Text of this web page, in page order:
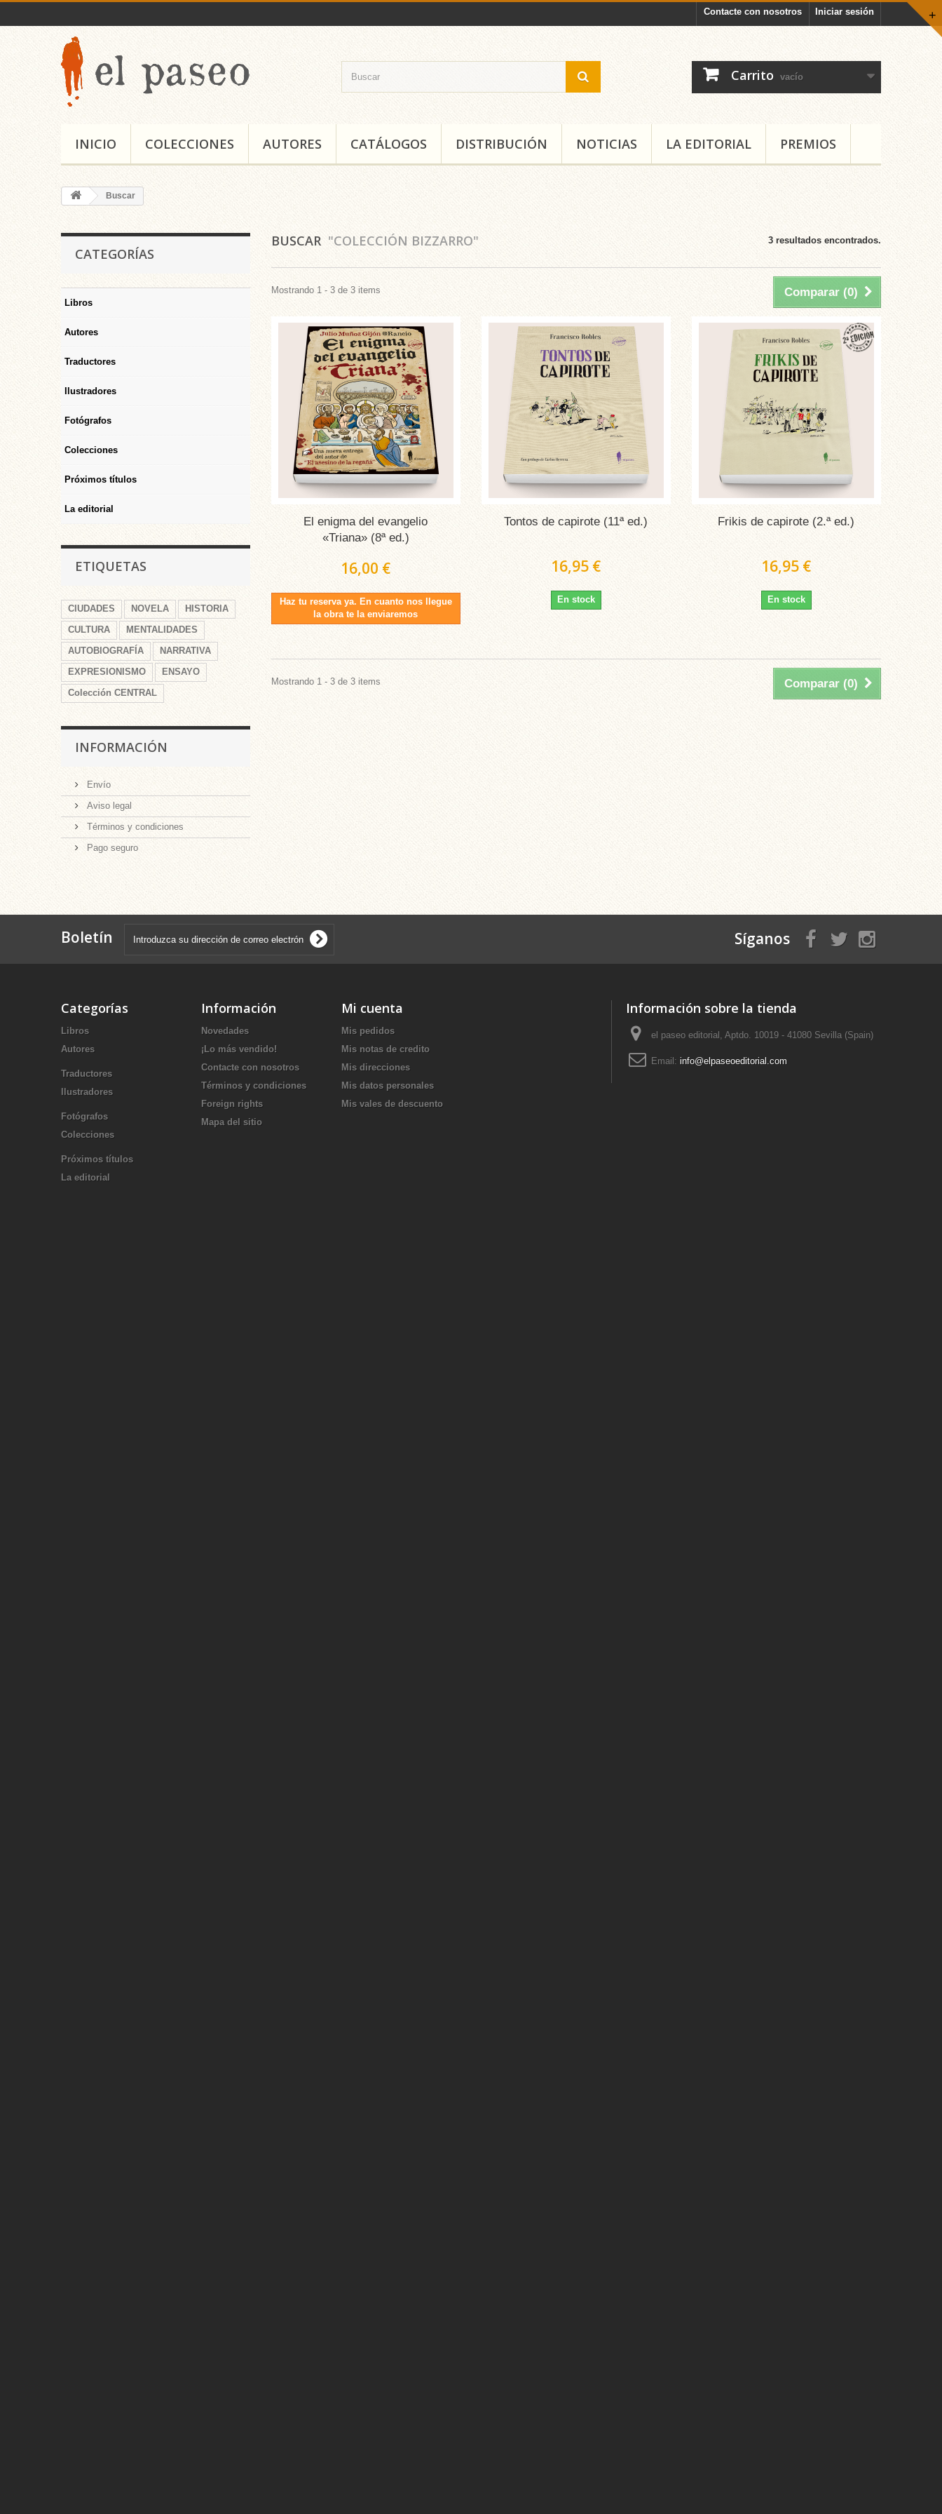
+
Iniciar sesión
Contacte con nosotros
Carrito vacío
INICIO COLECCIONES AUTORES CATÁLOGOS DISTRIBUCIÓN NOTICIAS LA EDITORIAL PREMIOS
Buscar
CATEGORÍAS
Libros
Autores
Traductores
Ilustradores
Fotógrafos
Colecciones
Próximos títulos
La editorial
ETIQUETAS
CIUDADES NOVELA
HISTORIA
CULTURA
MENTALIDADES
AUTOBIOGRAFÍA
NARRATIVA
EXPRESIONISMO
ENSAYO
Colección CENTRAL
INFORMACIÓN
Envío
Aviso legal
Términos y condiciones
Pago seguro
BUSCAR "COLECCIÓN BIZZARRO" 3 resultados encontrados.
Comparar (0)
Mostrando 1 - 3 de 3 items
El enigma del evangelio
«Triana» (8ª ed.)
16,00 €
Haz tu reserva ya. En cuanto nos llegue
la obra te la enviaremos
Tontos de capirote (11ª ed.)
16,95 €
En stock
Frikis de capirote (2.ª ed.)
16,95 €
En stock
Comparar (0)
Mostrando 1 - 3 de 3 items
Boletín Síganos
Categorías
Libros
Autores
Traductores
Ilustradores
Fotógrafos
Colecciones
Próximos títulos
La editorial
Información
Novedades
¡Lo más vendido!
Contacte con nosotros
Términos y condiciones
Foreign rights
Mapa del sitio
Mi cuenta
Mis pedidos
Mis notas de credito
Mis direcciones
Mis datos personales
Mis vales de descuento
Información sobre la tienda
el paseo editorial, Aptdo. 10019 - 41080 Sevilla (Spain)
Email: info@elpaseoeditorial.com